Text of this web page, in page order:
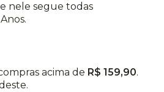
nele segue todas
acima de R$ 159,90.